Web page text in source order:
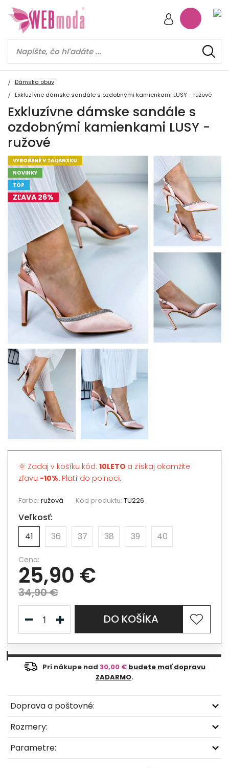
Dámska obuv
Exkluzívne dámske sandále s ozdobnými kamienkami LUSY - ružové
Exkluzívne dámske sandále s
ozdobnými kamienkami LUSY -
ružové
VYROBENÉ V TALIANSKU
NOVINKY
TOP
ZĽAVA 26%
🌞 Zadaj v košíku kód: 10LETO a získaj okamžite
zľavu -10%. Platí do polnoci.
Farba: ružová Kód produktu: TU226
Veľkosť:
41
36 37 38 39 40
Cena:
25,90 €
34,90 €
DO KOŠÍKA
Pri nákupe nad 30,00 € budete mať dopravu
ZADARMO.
Doprava a poštovné:
Rozmery:
Parametre: